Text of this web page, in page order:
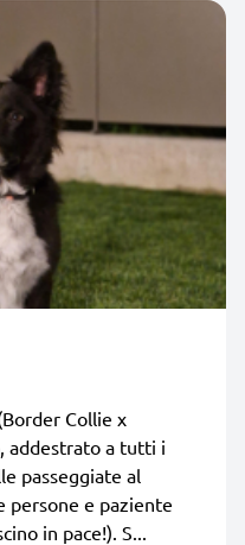
Collie x
addestrato a tutti i
passeggiate al
persone e paziente
in pace!). S...